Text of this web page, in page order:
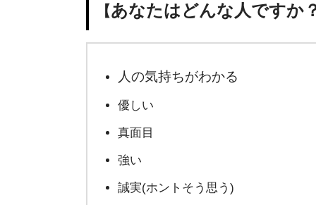
【あなたはどんな人ですか
人の気持ちがわかる
優しい
真面目
強い
誠実(ホントそう思う)